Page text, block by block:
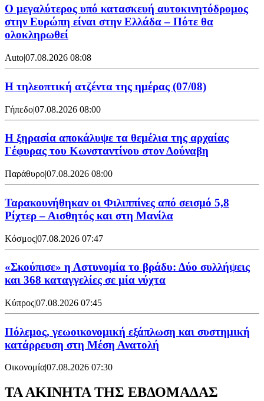
Ο μεγαλύτερος υπό κατασκευή αυτοκινητόδρομος
στην Ευρώπη είναι στην Ελλάδα – Πότε θα
ολοκληρωθεί
Auto|07.08.2026 08:08
Η τηλεοπτική ατζέντα της ημέρας (07/08)
Γήπεδο|07.08.2026 08:00
Η ξηρασία αποκάλυψε τα θεμέλια της αρχαίας
Γέφυρας του Κωνσταντίνου στον Δούναβη
Παράθυρο|07.08.2026 08:00
Ταρακουνήθηκαν οι Φιλιππίνες από σεισμό 5,8
Ρίχτερ – Αισθητός και στη Μανίλα
Κόσμος|07.08.2026 07:47
«Σκούπισε» η Αστυνομία το βράδυ: Δύο συλλήψεις
και 368 καταγγελίες σε μία νύχτα
Κύπρος|07.08.2026 07:45
Πόλεμος, γεωοικονομική εξάπλωση και συστημική
κατάρρευση στη Μέση Ανατολή
Οικονομία|07.08.2026 07:30
ΤΑ ΑΚΙΝΗΤΑ ΤΗΣ ΕΒΔΟΜΑΔΑΣ